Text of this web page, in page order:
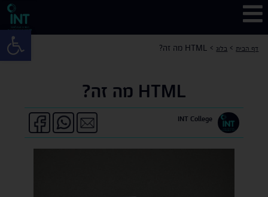
דף הבית > בלוג > HTML מה זה?
HTML מה זה?
INT College